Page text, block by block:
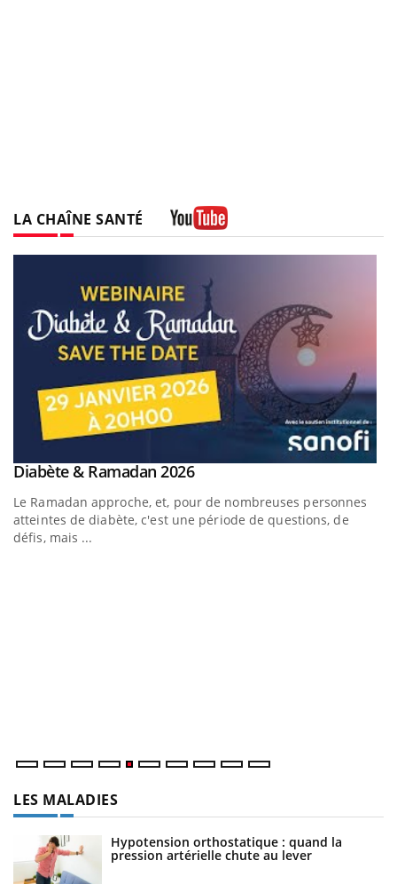
LA CHAÎNE SANTÉ
Youtube
Diabète & Ramadan 2026Youtube
Le Ramadan approche, et, pour de nombreuses personnes
atteintes de diabète, c'est une période de questions, de
défis, mais ...
LES MALADIES
Hypotension orthostatique : quand la
pression artérielle chute au lever